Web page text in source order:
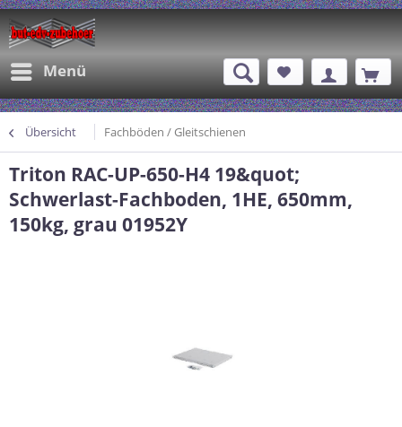
Menü
Übersicht Fachböden / Gleitschienen
Triton RAC-UP-650-H4 19&quot;
Schwerlast-Fachboden, 1HE, 650mm,
150kg, grau 01952Y